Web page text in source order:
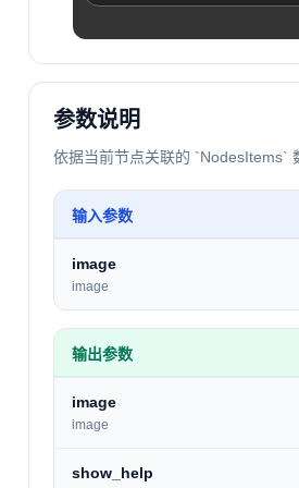
参数说明
依据当前节点关联的 `NodesItems`
输入参数
image
image
输出参数
image
image
show_help